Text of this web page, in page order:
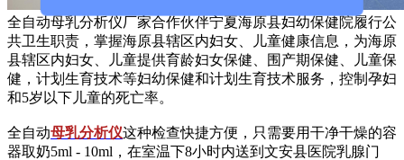
全自动母乳分析仪厂家合作伙伴宁夏海原县妇幼保健院履行公
共卫生职责，掌握海原县辖区内妇女、儿童健康信息，为海原
县辖区内妇女、儿童提供育龄妇女保健、围产期保健、儿童保
健，计划生育技术等妇幼保健和计划生育技术服务，控制孕妇
和5岁以下儿童的死亡率。
全自动母乳分析仪这种检查快捷方便，只需要用干净干燥的容
器取奶5ml - 10ml，在室温下8小时内送到文安县医院乳腺门